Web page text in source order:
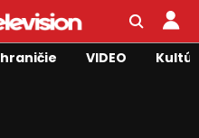
VIDEO